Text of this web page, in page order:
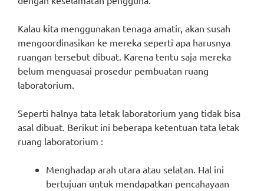
Kalau kita menggunakan tenaga amatir, akan susah
mengoordinasikan ke mereka seperti apa harusnya
ruangan tersebut dibuat. Karena tentu saja mereka
belum menguasai prosedur pembuatan ruang
laboratorium.
Seperti halnya tata letak laboratorium yang tidak bisa
asal dibuat. Berikut ini beberapa ketentuan tata letak
ruang laboratorium :
Menghadap arah utara atau selatan. Hal ini
bertujuan untuk mendapatkan pencahayaan